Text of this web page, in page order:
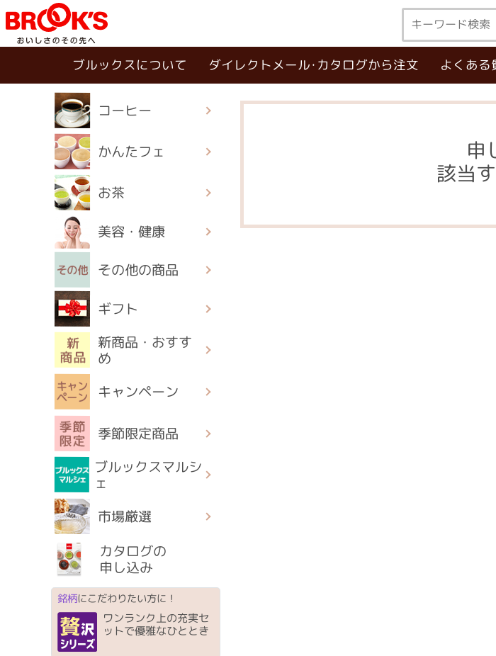
ブルックスについて ダイレクトメール･カタログから注文 よくある
コーヒー
かんたフェ
お茶
美容・健康
その他の商品
ギフト
新商品・おすす
め
キャンペーン
季節限定商品
ブルックスマルシ
ェ
市場厳選
カタログの
申し込み
銘柄にこだわりたい方に！
ワンランク上の充実セ
ットで優雅なひととき
申
該当